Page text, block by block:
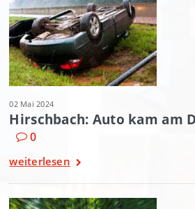
02 Mai 2024
Hirschbach: Auto kam am
0
weiterlesen